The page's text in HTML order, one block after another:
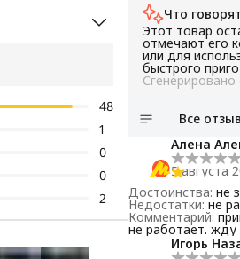
48
1
0
0
2
Что
Этот товар
отмечают его
или для
быстрого
Все
Алена
5 августа
Достоинства: не
Недостатки: не
Комментарий:
не работает. жду
Игорь